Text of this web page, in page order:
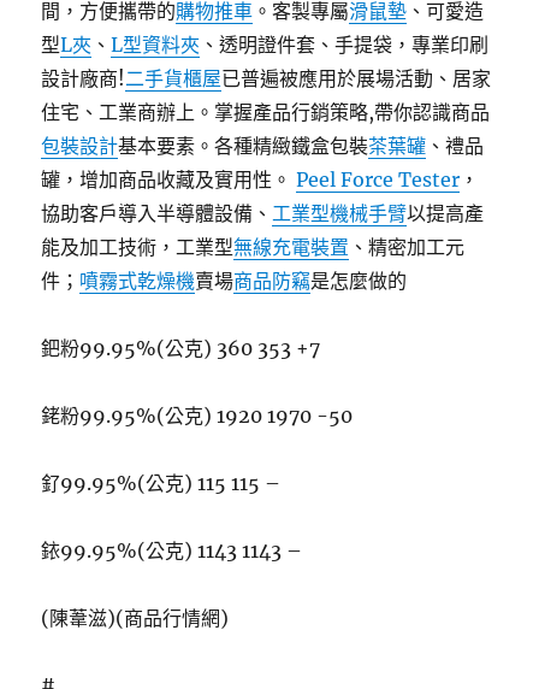
間，方便攜帶的購物推車 。客製專屬滑鼠墊 、可愛造
型L夾 、L型資料夾 、透明證件套、手提袋，專業印刷
設計廠商!二手貨櫃屋已普遍被應用於展場活動、居家
住宅、工業商辦上。掌握產品行銷策略,帶你認識商品
包裝設計基本要素。各種精緻鐵盒包裝茶葉罐 、禮品
罐，增加商品收藏及實用性。Peel Force Tester ，
協助客戶導入半導體設備、工業型機械手臂以提高產
能及加工技術，工業型無線充電裝置 、精密加工元
件； 噴霧式乾燥機賣場商品防竊是怎麼做的
鈀粉99.95%(公克) 360 353 +7
銠粉99.95%(公克) 1920 1970 -50
釕99.95%(公克) 115 115 –
銥99.95%(公克) 1143 1143 –
(陳葦滋)(商品行情網)